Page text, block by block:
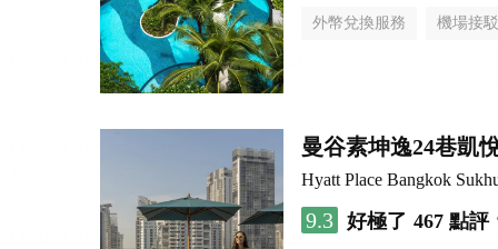
外幣兌換服務 機場接
曼谷素坤逸24巷凱
Hyatt Place Bangkok
9.3 好極了 467 點評